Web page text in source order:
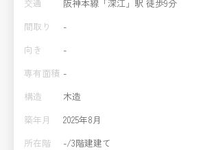
交通
阪神本線「深江」駅 徒歩9分
間取り
-
向き
-
専有面積 -
構造
木造
築年月
2025年8月
所在階
-/3階建建て